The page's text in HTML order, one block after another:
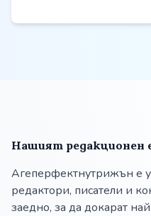
Нашият редакционен
Агеперфектнутрижън е
редактори, писатели и
заедно, за да докарат